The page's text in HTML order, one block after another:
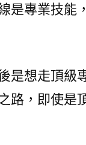
是專業技能
是想走頂級
路，即使是